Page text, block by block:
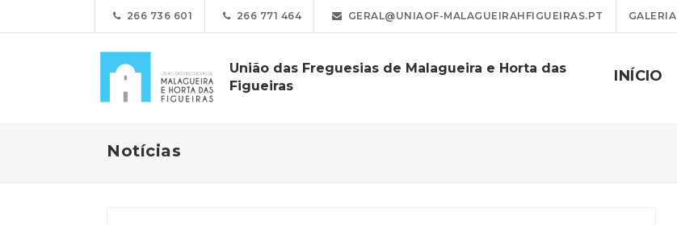
266 736 601 266 771 464 GERAL@UNIAOF-MALAGUEIRAHFIGUEIRAS.PT GALERIA
União das Freguesias de Malagueira e Horta das
Figueiras
INÍCIO
Notícias